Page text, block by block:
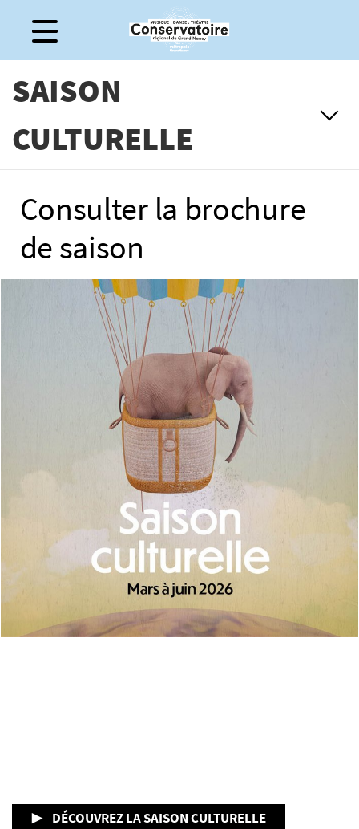
Gestion de vos préférences sur les cookies
SAISON
CULTURELLE
Consulter la brochure
de saison
▶ DÉCOUVREZ LA SAISON CULTURELLE